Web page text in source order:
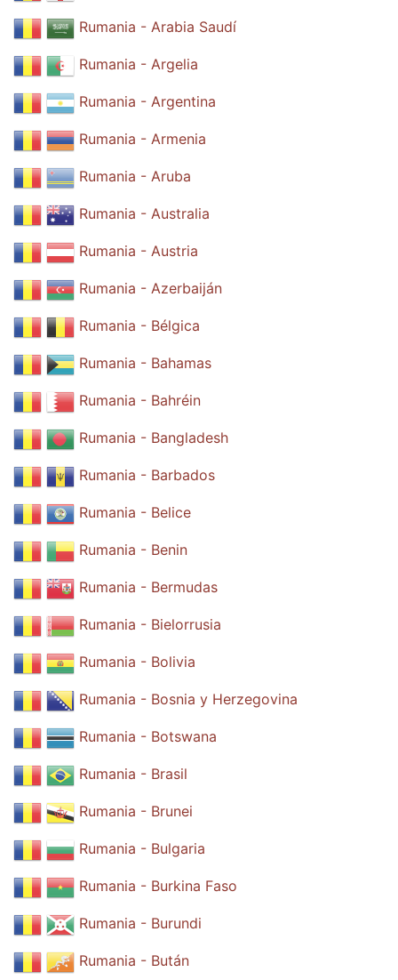
Rumania - Arabia Saudí
Rumania - Argelia
Rumania - Argentina
Rumania - Armenia
Rumania - Aruba
Rumania - Australia
Rumania - Austria
Rumania - Azerbaiján
Rumania - Bélgica
Rumania - Bahamas
Rumania - Bahréin
Rumania - Bangladesh
Rumania - Barbados
Rumania - Belice
Rumania - Benin
Rumania - Bermudas
Rumania - Bielorrusia
Rumania - Bolivia
Rumania - Bosnia y Herzegovina
Rumania - Botswana
Rumania - Brasil
Rumania - Brunei
Rumania - Bulgaria
Rumania - Burkina Faso
Rumania - Burundi
Rumania - Bután